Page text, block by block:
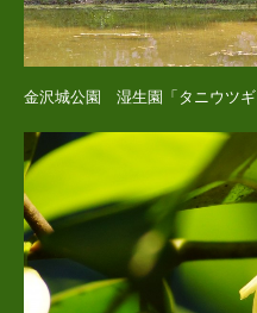
金沢城公園 湿生園「タニウツギ